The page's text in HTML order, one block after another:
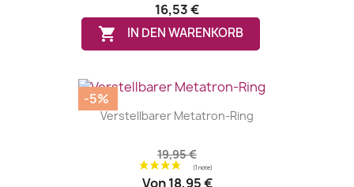
16,53 €
 IN DEN WARENKORB
Verstellbarer Metatron-Ring
19,95 €
Von18,95 €
-5%